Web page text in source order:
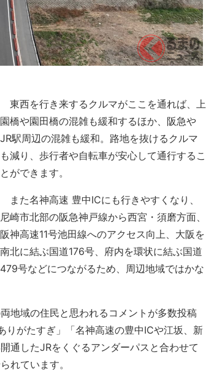
東西を行き来するクルマがここを通れば、上
園橋や園田橋の混雑も緩和するほか、阪急や
JR駅周辺の混雑も緩和。路地を抜けるクルマ
も減り、歩行者や自転車が安心して通行するこ
とができます。
また名神高速 豊中ICにも行きやすくなり、
尼崎市北部の阪急神戸線から西宮・須磨方面、
阪神高速11号池田線へのアクセス向上、大阪を
南北に結ぶ国道176号、府内を環状に結ぶ国道
479号などにつながるため、周辺地域ではかな
地域の住民と思われるコメントが多数投稿
りがたすぎ」「名神高速の豊中ICや江坂、新
通したJRをくぐるアンダーパスと合わせて
れています。